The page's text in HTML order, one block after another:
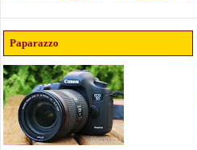
Paparazzo